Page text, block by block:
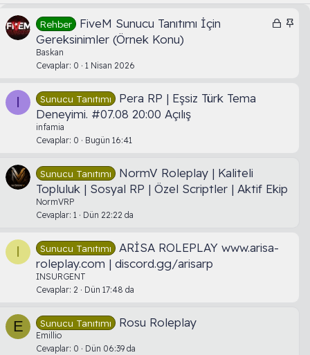
K S
Rehber
FiveM Sunucu Tanıtımı İçin
Gereksinimler (Örnek Konu)
Baskan
Cevaplar 0 1 Nisan 2026
I Sunucu Tanıtımı
Pera RP | Eşsiz Türk Tema
Deneyimi. #07.08 20:00 Açılış
infamia
Cevaplar 0 Bugün 16:41
Sunucu Tanıtımı
NormV Roleplay | Kaliteli
Topluluk | Sosyal RP | Özel Scriptler | Aktif Ekip
NormVRP
Cevaplar 1 Dün 22:22 da
I Sunucu Tanıtımı
ARİSA ROLEPLAY www.arisa-
roleplay.com | discord.gg/arisarp
INSURGENT
Cevaplar 2 Dün 17:48 da
E Sunucu Tanıtımı Rosu Roleplay
Emillio
Cevaplar 0 Dün 06:39 da